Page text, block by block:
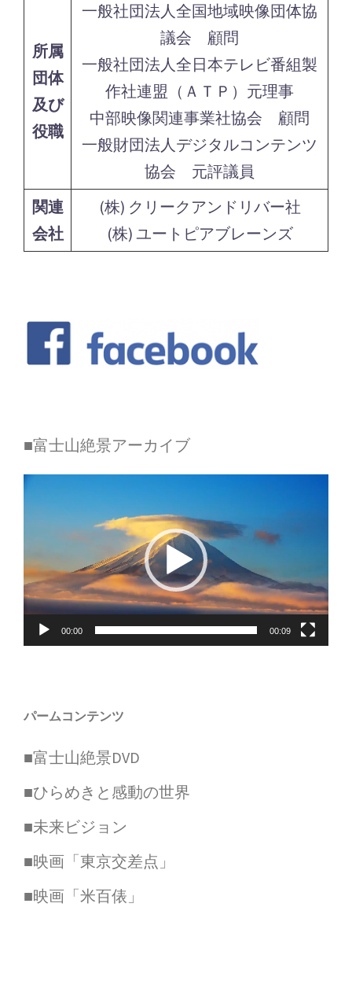
所属
団体
及び
役職
一般社団法人全国地域映像団体協
議会 顧問
一般社団法人全日本テレビ番組製
作社連盟（ＡＴＰ）元理事
中部映像関連事業社協会 顧問
一般財団法人デジタルコンテンツ
協会 元評議員
関連
会社
(株) クリークアンドリバー社
(株) ユートピアブレーンズ
■富士山絶景アーカイブ
動
プ
レ
ー
ヤ
ー
00:00 00:09
パームコンテンツ
■富士山絶景DVD
■ひらめきと感動の世界
■未来ビジョン
■映画「東京交差点」
■映画「米百俵」